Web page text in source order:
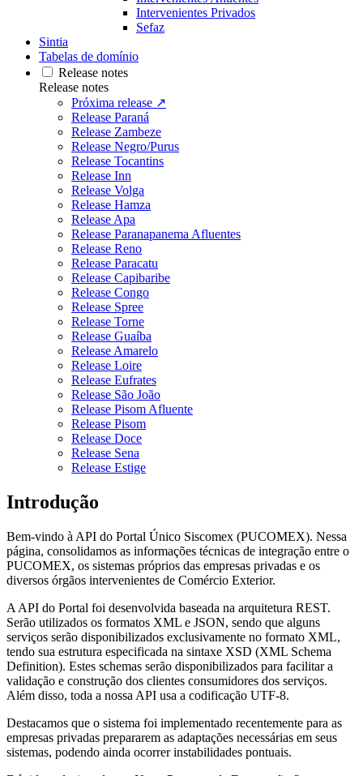
Intervenientes Privados
Sefaz
Sintia
Tabelas de domínio
Release notes
Release notes
Próxima release ↗
Release Paraná
Release Zambeze
Release Negro/Purus
Release Tocantins
Release Inn
Release Volga
Release Hamza
Release Apa
Release Paranapanema Afluentes
Release Reno
Release Paracatu
Release Capibaribe
Release Congo
Release Spree
Release Torne
Release Guaíba
Release Amarelo
Release Loire
Release Eufrates
Release São João
Release Pisom Afluente
Release Pisom
Release Doce
Release Sena
Release Estige
Introdução
Bem-vindo à API do Portal Único Siscomex (PUCOMEX). Nessa
página, consolidamos as informações técnicas de integração entre o
PUCOMEX, os sistemas próprios das empresas privadas e os
diversos órgãos intervenientes de Comércio Exterior.
A API do Portal foi desenvolvida baseada na arquitetura REST.
Serão utilizados os formatos XML e JSON, sendo que alguns
serviços serão disponibilizados exclusivamente no formato XML,
tendo sua estrutura especificada na sintaxe XSD (XML Schema
Definition). Estes schemas serão disponibilizados para facilitar a
validação e construção dos clientes consumidores dos serviços.
Além disso, toda a nossa API usa a codificação UTF-8.
Destacamos que o sistema foi implementado recentemente para as
empresas privadas prepararem as adaptações necessárias em seus
sistemas, podendo ainda ocorrer instabilidades pontuais.